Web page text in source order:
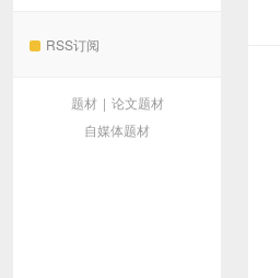
RSS订阅
题材 | 论文题材
自媒体题材